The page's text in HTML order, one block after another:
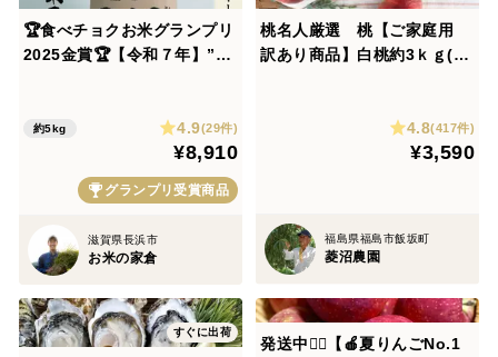
🏆食べチョクお米グランプリ
2025金賞🏆【令和７年】”農
５kg（玄米）
約5kg 4.9(29件)
¥8,910
グランプリ受賞商品
滋賀県長浜市
お米の家倉
桃名人厳選 桃【ご家庭用
訳あり商品】白桃約3ｋｇ(8-
4.8(417件)
¥3,590
福島県福島市飯坂町
菱沼農園
すぐに出荷
発送中🏃‍♀️【🍎夏りんごNo.1